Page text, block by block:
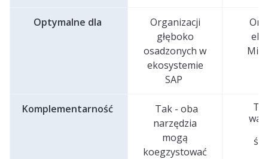
Optymalne dla
Organizacji
głęboko
osadzonych w
ekosystemie
SAP
Komplementarność
Tak - oba
narzędzia
mogą
koegzystować